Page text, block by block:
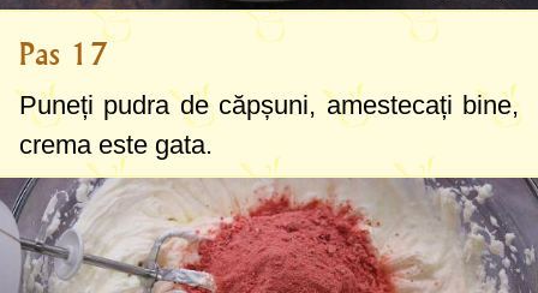
Pas 17
Puneți pudra de căpșuni, amestecați bine,
crema este gata.